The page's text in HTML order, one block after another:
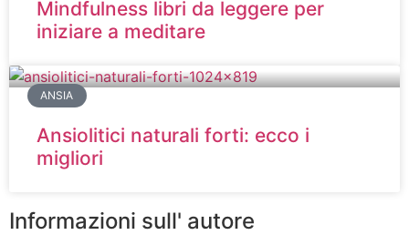
Mindfulness libri da leggere per
iniziare a meditare
ANSIA
Ansiolitici naturali forti: ecco i
migliori
Informazioni sull' autore